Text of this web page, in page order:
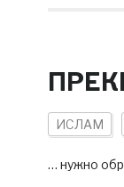
ИСЛАМ
… нужно